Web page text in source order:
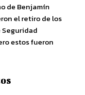
de Benjamín
el retiro de los
Seguridad
estos fueron